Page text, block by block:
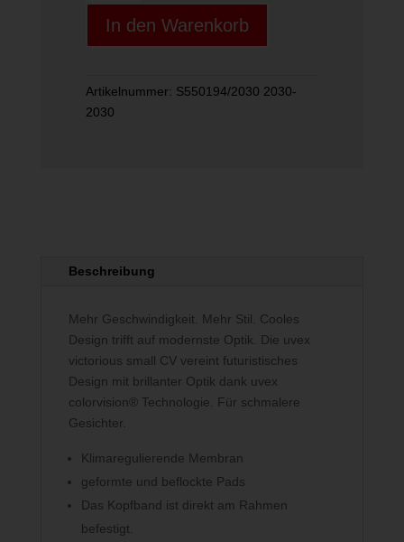
S
Menge
In den Warenkorb
Artikelnummer: S550194/2030 2030-
2030
Beschreibung
Mehr Geschwindigkeit. Mehr Stil. Cooles
Design trifft auf modernste Optik. Die uvex
victorious small CV vereint futuristisches
Design mit brillanter Optik dank uvex
colorvision® Technologie. Für schmalere
Gesichter.
Klimaregulierende Membran
geformte und beflockte Pads
Das Kopfband ist direkt am Rahmen
befestigt.